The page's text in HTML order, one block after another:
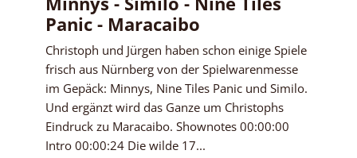
Panic - Maracaibo
Christoph und Jürgen haben schon einige Spiele
frisch aus Nürnberg von der Spielwarenmesse
im Gepäck: Minnys, Nine Tiles Panic und Similo.
Und ergänzt wird das Ganze um Christophs
Eindruck zu Maracaibo. Shownotes 00:00:00
Intro 00:00:24 Die wilde 17...